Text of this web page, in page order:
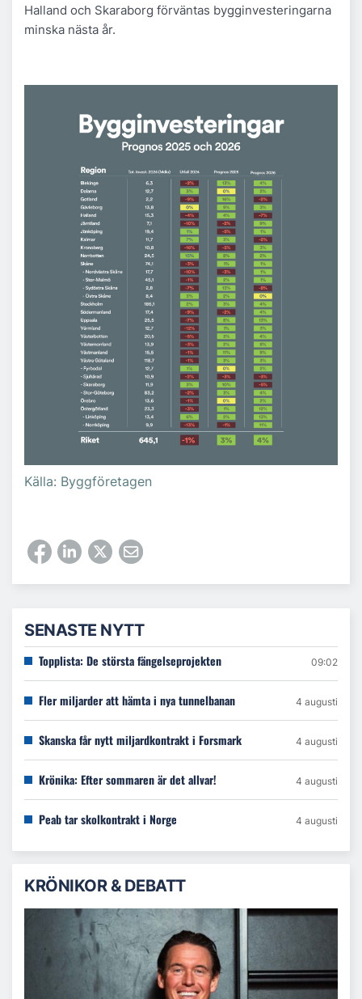
Halland och Skaraborg förväntas bygginvesteringarna
minska nästa år.
Källa: Byggföretagen
SENASTE NYTT
Topplista: De största fängelseprojekten 09:02
Fler miljarder att hämta i nya tunnelbanan 4 augusti
Skanska får nytt miljardkontrakt i Forsmark 4 augusti
Krönika: Efter sommaren är det allvar! 4 augusti
Peab tar skolkontrakt i Norge 4 augusti
KRÖNIKOR & DEBATT